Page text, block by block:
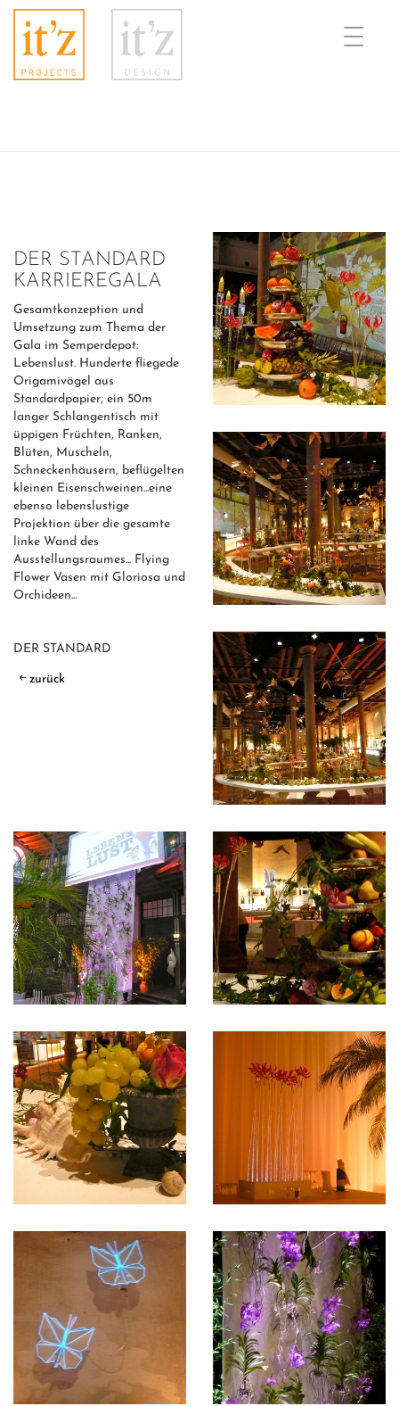
Toggle
DER STANDARD
KARRIEREGALA
Gesamtkonzeption und
Umsetzung zum Thema der
Gala im Semperdepot:
Lebenslust. Hunderte fliegede
Origamivögel aus
Standardpapier, ein 50m
langer Schlangentisch mit
üppigen Früchten, Ranken,
Blüten, Muscheln,
Schneckenhäusern, beflügelten
kleinen Eisenschweinen...eine
ebenso lebenslustige
Projektion über die gesamte
linke Wand des
Ausstellungsraumes... Flying
Flower Vasen mit Gloriosa und
Orchideen...
DER STANDARD
zurück